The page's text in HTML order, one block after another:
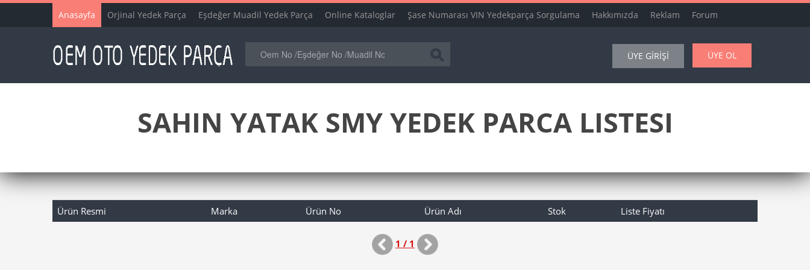
Anasayfa Orjinal Yedek Parça Eşdeğer Muadil Yedek Parça Online Kataloglar Şase Numarası VIN Yedekparça Sorgulama Hakkımızda Reklam Forum
ÜYE GİRİŞİ ÜYE OL
SAHIN YATAK SMY YEDEK PARCA LISTESI
Ürün Resmi Marka Ürün No Ürün Adı Stok Liste Fiyatı
1 / 1